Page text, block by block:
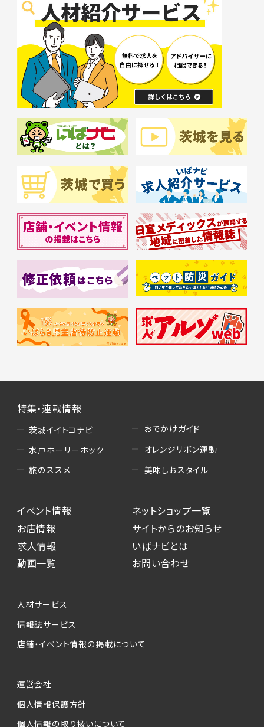
特集・連載情報
茨城イイトコナビ
水戸ホーリーホック
旅のススメ
おでかけガイド
オレンジリボン運動
美味しおスタイル
イベント情報
お店情報
求人情報
動画一覧
ネットショップ一覧
サイトからのお知らせ
いばナビとは
お問い合わせ
人材サービス
情報誌サービス
店舗・イベント情報の掲載について
運営会社
個人情報保護方針
個人情報の取り扱いについて